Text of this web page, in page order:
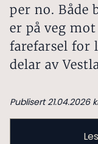
per no. Både
er på veg
farefarsel for
delar av
Publisert 21.04.2026